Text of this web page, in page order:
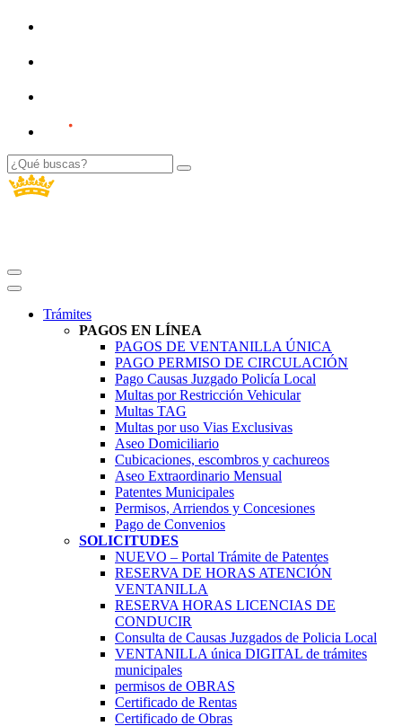
Trámites
PAGOS EN LÍNEA
PAGOS DE VENTANILLA ÚNICA
PAGO PERMISO DE CIRCULACIÓN
Pago Causas Juzgado Policía Local
Multas por Restricción Vehicular
Multas TAG
Multas por uso Vias Exclusivas
Aseo Domiciliario
Cubicaciones, escombros y cachureos
Aseo Extraordinario Mensual
Patentes Municipales
Permisos, Arriendos y Concesiones
Pago de Convenios
SOLICITUDES
NUEVO – Portal Trámite de Patentes
RESERVA DE HORAS ATENCIÓN
VENTANILLA
RESERVA HORAS LICENCIAS DE
CONDUCIR
Consulta de Causas Juzgados de Policia Local
VENTANILLA única DIGITAL de trámites
municipales
permisos de OBRAS
Certificado de Rentas
Certificado de Obras